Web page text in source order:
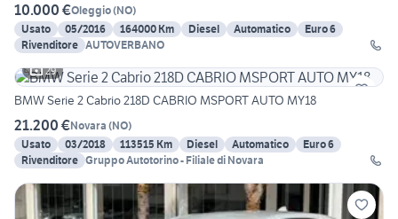
10.000 €Oleggio(NO)
Usato
05/2016 164000 Km Diesel Automatico
Euro 6
Rivenditore AUTOVERBANO
29
BMW Serie 2 Cabrio 218D CABRIO MSPORT AUTO MY18
21.200 €Novara (NO)
Usato
03/2018 113515 Km Diesel Automatico
Euro 6
Rivenditore Gruppo Autotorino - Filiale di Novara